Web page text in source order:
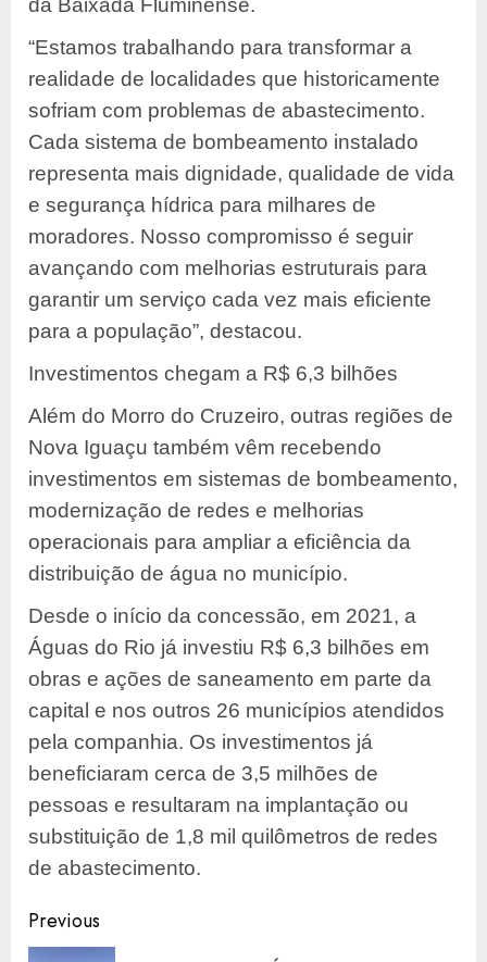
“Estamos trabalhando para transformar a
realidade de localidades que historicamente
sofriam com problemas de abastecimento.
Cada sistema de bombeamento instalado
representa mais dignidade, qualidade de vida
e segurança hídrica para milhares de
moradores. Nosso compromisso é seguir
avançando com melhorias estruturais para
garantir um serviço cada vez mais eficiente
para a população”, destacou.
Investimentos chegam a R$ 6,3 bilhões
Além do Morro do Cruzeiro, outras regiões de
Nova Iguaçu também vêm recebendo
investimentos em sistemas de bombeamento,
modernização de redes e melhorias
operacionais para ampliar a eficiência da
distribuição de água no município.
Desde o início da concessão, em 2021, a
Águas do Rio já investiu R$ 6,3 bilhões em
obras e ações de saneamento em parte da
capital e nos outros 26 municípios atendidos
pela companhia. Os investimentos já
beneficiaram cerca de 3,5 milhões de
pessoas e resultaram na implantação ou
substituição de 1,8 mil quilômetros de redes
de abastecimento.
Post
Previous